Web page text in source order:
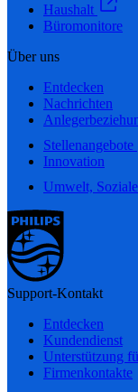
Haushalt
Büromonitore
Über uns
Entdecken
Nachrichten
Stellenangebote
Innovation
Umwelt,
Support-Kontakt
Entdecken
Kundendienst
Unterstützung
Firmenkontakte